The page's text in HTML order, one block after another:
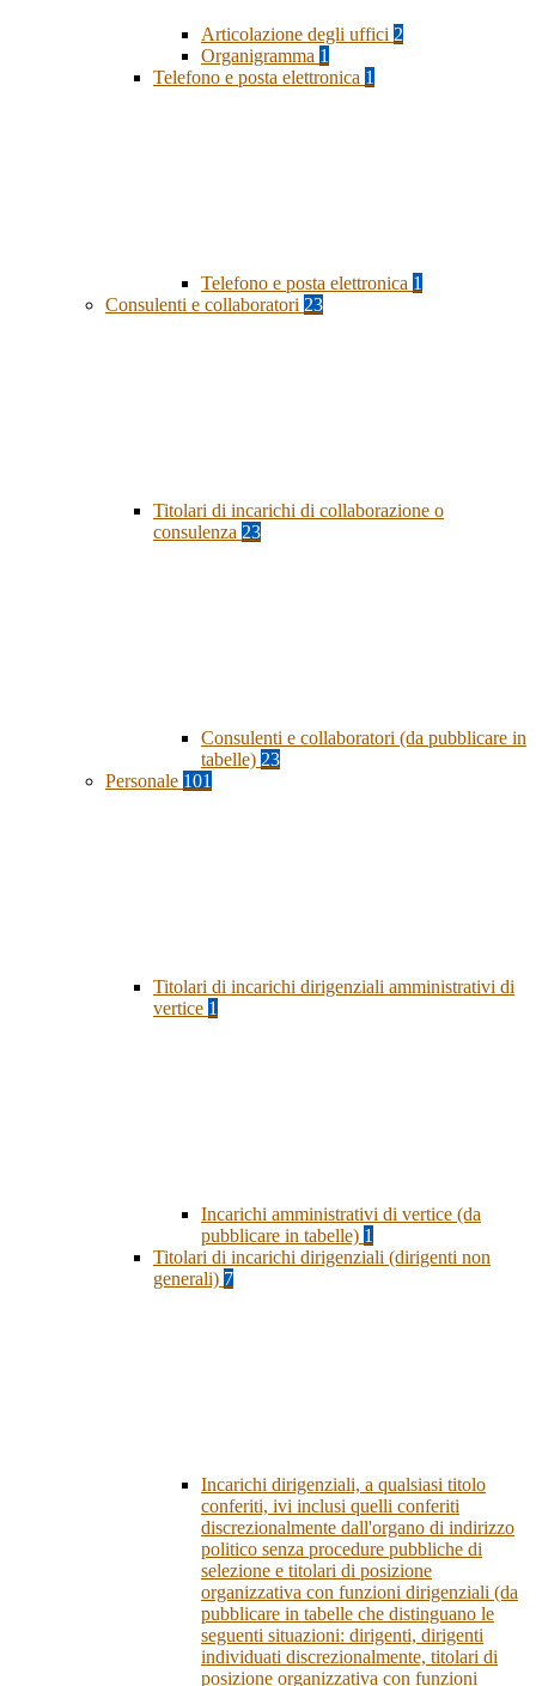
Articolazione degli uffici 2
Organigramma 1
Telefono e posta elettronica 1
Telefono e posta elettronica 1
Consulenti e collaboratori 23
Titolari di incarichi di collaborazione o
consulenza 23
Consulenti e collaboratori (da pubblicare in
tabelle) 23
Personale 101
Titolari di incarichi dirigenziali amministrativi di
vertice 1
Incarichi amministrativi di vertice (da
pubblicare in tabelle) 1
Titolari di incarichi dirigenziali (dirigenti non
generali) 7
Incarichi dirigenziali, a qualsiasi titolo
conferiti, ivi inclusi quelli conferiti
discrezionalmente dall'organo di indirizzo
politico senza procedure pubbliche di
selezione e titolari di posizione
organizzativa con funzioni dirigenziali (da
pubblicare in tabelle che distinguano le
seguenti situazioni: dirigenti, dirigenti
individuati discrezionalmente, titolari di
posizione organizzativa con funzioni